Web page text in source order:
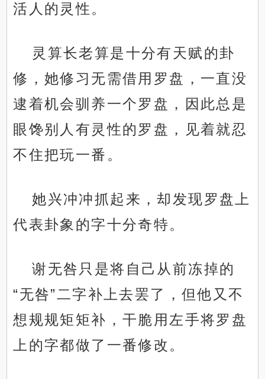
活人的灵性。
灵算长老算是十分有天赋的卦
修，她修习无需借用罗盘，一直没
逮着机会驯养一个罗盘，因此总是
眼馋别人有灵性的罗盘，见着就忍
不住把玩一番。
她兴冲冲抓起来，却发现罗盘上
代表卦象的字十分奇特。
谢无咎只是将自己从前冻掉的
“无咎”二字补上去罢了，但他又不
想规规矩矩补，干脆用左手将罗盘
上的字都做了一番修改。